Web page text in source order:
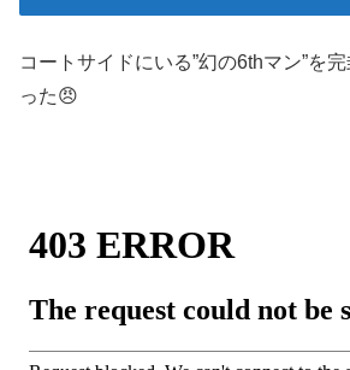
コートサイドにいる”幻の6thマン”を
った😠